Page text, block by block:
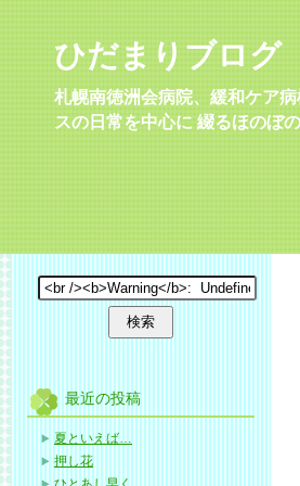
ひだまりブログ
札幌南徳洲会病院、緩和ケア
スの日常を中心に 綴るほのぼ
最近の投稿
夏といえば…
押し花